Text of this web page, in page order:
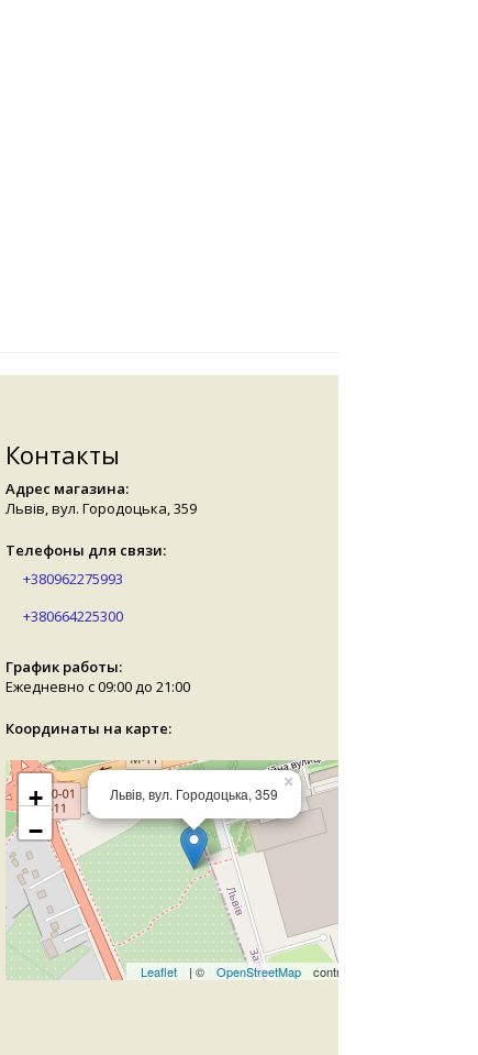
Контакты
Адрес магазина:
Львів, вул. Городоцька, 359
Телефоны для связи:
+380962275993
+380664225300
График работы:
Ежедневно с 09:00 до 21:00
Координаты на карте:
Львів, вул. Городоцька, 359
×
+
−
Leaflet | © OpenStreetMap contributors